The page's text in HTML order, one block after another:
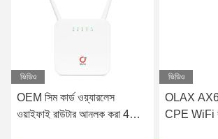
ভিডিও
OEM সিম কার্ড ওয়্যারলেস
ওয়াইফাই রাউটার আনলক করা 4G
ভিডিও
OLAX
CPE WiFi